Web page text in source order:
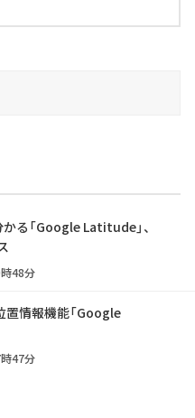
る「Google Latitude」、
48分
情報機能「Google
47分